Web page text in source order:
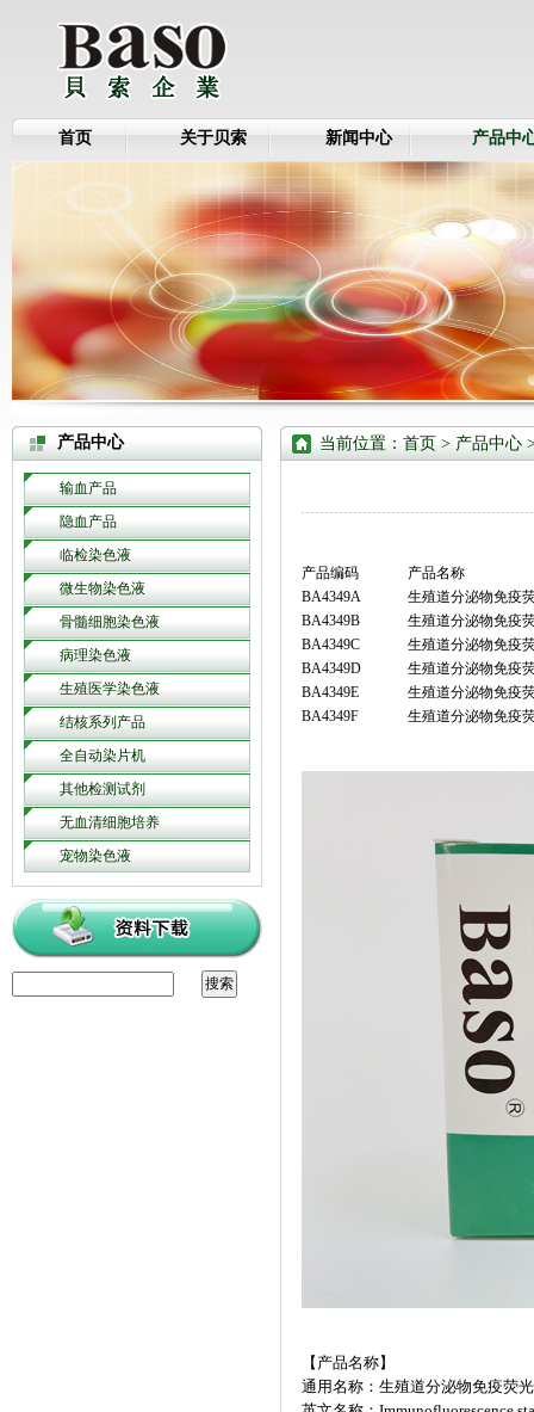
首页 关于贝索 新闻中心 产品中
产品中心
输血产品
隐血产品
临检染色液
微生物染色液
骨髓细胞染色液
病理染色液
生殖医学染色液
结核系列产品
全自动染片机
其他检测试剂
无血清细胞培养
宠物染色液
当前位置： 首页 > 产品中心
产品编码
产品名称
BA4349A
生殖道分泌物免疫
BA4349B
生殖道分泌物免疫
BA4349C
生殖道分泌物免疫
BA4349D
生殖道分泌物免疫
BA4349E
生殖道分泌物免疫
BA4349F
生殖道分泌物免疫
【产品名称】
通用名称：生殖道分泌物免疫荧